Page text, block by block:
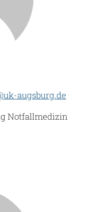
augsburg.de
Notfallmedizin